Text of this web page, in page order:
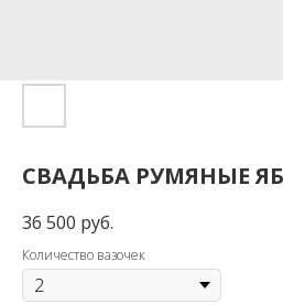
СВАДЬБА РУМЯНЫЕ
36 500 руб.
Количество вазочек